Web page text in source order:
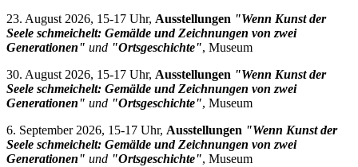
23. August 2026, 15-17 Uhr, Ausstellungen "Wenn Kunst der
Seele schmeichelt: Gemälde und Zeichnungen von zwei
Generationen" und "Ortsgeschichte", Museum
30. August 2026, 15-17 Uhr, Ausstellungen "Wenn Kunst der
Seele schmeichelt: Gemälde und Zeichnungen von zwei
Generationen" und "Ortsgeschichte", Museum
6. September 2026, 15-17 Uhr, Ausstellungen "Wenn Kunst der
Seele schmeichelt: Gemälde und Zeichnungen von zwei
Generationen" und "Ortsgeschichte", Museum